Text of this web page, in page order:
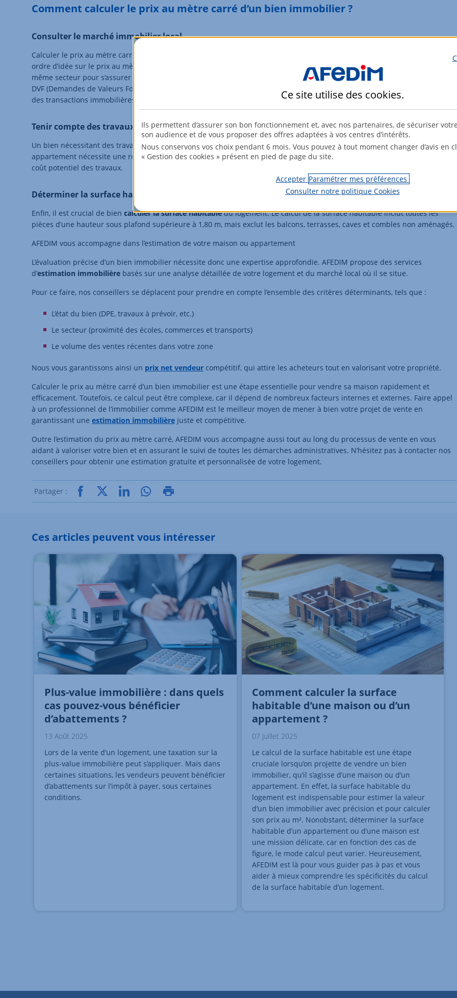
Comment calculer le prix au mètre carré d’un bien immobilier ?
Consulter le marché immobilier local
Calculer le prix au mètre carré d’un bien immobilier est une démarche complexe. Toutefois, il est possible de se faire un
ordre d’idée sur le prix au mètre carré d’une maison ou d’un appartement en le comparant aux ventes récentes dans le
même secteur pour s’assurer de rester en phase avec les prix du marché. Pour ce faire, il est possible de consulter la base
DVF (Demandes de Valeurs Foncières). Il s’agit d’une base de données publique qui recense les caractéristiques et les prix
des transactions immobilières effectuées au cours des cinq dernières années en France.
Tenir compte des travaux éventuels
Un bien nécessitant des travaux aura un prix au mètre carré plus faible qu’un logement rénové. Si une maison ou
appartement nécessite une rénovation, il est alors important de pondérer le prix au mètre carré en prenant en compte le
coût potentiel des travaux.
Déterminer la surface habitable du bien
Enfin, il est crucial de bien calculer la surface habitabledu logement. Le calcul de la surface habitable inclut toutes les
pièces d’une hauteur sous plafond supérieure à 1,80 m, mais exclut les balcons, terrasses, caves et combles non aménagés.
AFEDIM vous accompagne dans l’estimation de votre maison ou appartement
L’évaluation précise d’un bien immobilier nécessite donc une expertise approfondie. AFEDIM propose des services
d’estimation immobilière basés sur une analyse détaillée de votre logement et du marché local où il se situe.
Pour ce faire, nos conseillers se déplacent pour prendre en compte l’ensemble des critères déterminants, tels que :
L’état du bien (DPE, travaux à prévoir, etc.)
Le secteur (proximité des écoles, commerces et transports)
Le volume des ventes récentes dans votre zone
Nous vous garantissons ainsi un prix net vendeur compétitif, qui attire les acheteurs tout en valorisant votre propriété.
Calculer le prix au mètre carré d’un bien immobilier est une étape essentielle pour vendre sa maison rapidement et
efficacement. Toutefois, ce calcul peut être complexe, car il dépend de nombreux facteurs internes et externes. Faire appel
à un professionnel de l’immobilier comme AFEDIM est le meilleur moyen de mener à bien votre projet de vente en
garantissant une estimation immobilière juste et compétitive.
Outre l’estimation du prix au mètre carré, AFEDIM vous accompagne aussi tout au long du processus de vente en vous
aidant à valoriser votre bien et en assurant le suivi de toutes les démarches administratives. N’hésitez pas à contacter nos
conseillers pour obtenir une estimation gratuite et personnalisée de votre logement.
Partager :
Ces articles peuvent vous intéresser
Plus-value immobilière : dans quels
cas pouvez-vous bénéficier
d’abattements ?
13 Août 2025
Lors de la vente d’un logement, une taxation sur la
plus-value immobilière peut s’appliquer. Mais dans
certaines situations, les vendeurs peuvent bénéficier
d’abattements sur l’impôt à payer, sous certaines
conditions.
Comment calculer la surface
habitable d’une maison ou d’un
appartement ?
07 Juillet 2025
Le calcul de la surface habitable est une étape
cruciale lorsqu’on projette de vendre un bien
immobilier, qu’il s’agisse d’une maison ou d’un
appartement. En effet, la surface habitable du
logement est indispensable pour estimer la valeur
d’un bien immobilier avec précision et pour calculer
son prix au m². Nonobstant, déterminer la surface
habitable d’un appartement ou d’une maison est
une mission délicate, car en fonction des cas de
figure, le mode calcul peut varier. Heureusement,
AFEDIM est là pour vous guider pas à pas et vous
aider à mieux comprendre les spécificités du calcul
de la surface habitable d’un logement.
Ce site utilise des cookies.
Ils permettent d’assurer son bon fonctionnement et, avec nos partenaires, de sécuriser
son audience et de vous proposer des offres adaptées à vos centres d’intérêts.
Nous conservons vos choix pendant 6 mois. Vous pouvez à tout moment changer d’avis en
« Gestion des cookies » présent en pied de page du site.
Accepter Paramétrer mes préférences
Consulter notre politique Cookies